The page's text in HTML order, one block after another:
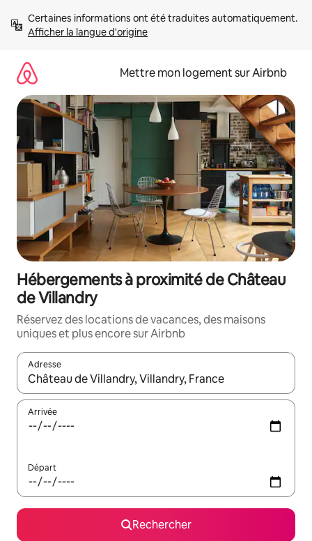
directement
Afficher la langue d'origine
Mettre mon logement sur Airbnb
Hébergements à proximité de Château
de Villandry
Réservez des locations de vacances, des maisons
uniques et plus encore sur Airbnb
Adresse
Lorsque les résultats s'affichent, utilisez les flèches vers le
Arrivée
Départ
Rechercher